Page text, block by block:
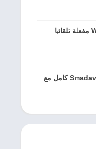
تحميل Windows 8.1 Pro مفعلة تلقائيا
برنامج Smadav Pro 2024 v15.2 كامل مع